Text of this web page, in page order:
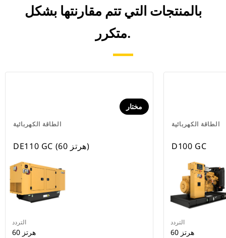
بالمنتجات التي تتم مقارنتها بشكل
متكرر.
الطاقة الكهربائية
مختار
DE110 GC (60 هرتز)
التردد
60 هرتز
الطاقة الكهربائية
D100 GC
التردد
60 هرتز